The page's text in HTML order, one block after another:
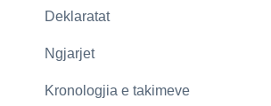
Deklaratat
Ngjarjet
Kronologjia e takimeve